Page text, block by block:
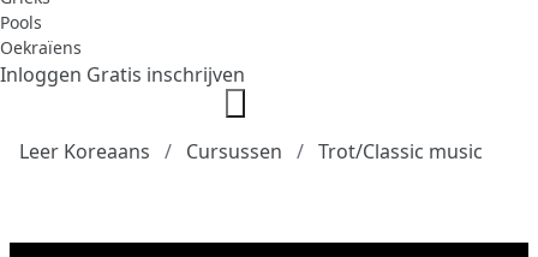
Pools
Oekraïens
Inloggen Gratis inschrijven
Leer Koreaans Cursussen Trot/Classic music